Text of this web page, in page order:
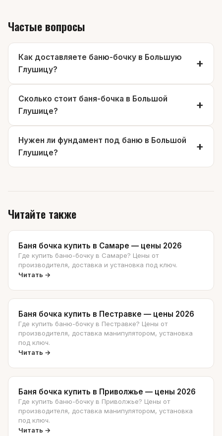
Частые вопросы
Как доставляете баню-бочку в Большую
Глушицу?
Сколько стоит баня-бочка в Большой
Глушице?
Нужен ли фундамент под баню в Большой
Глушице?
Читайте также
Баня бочка купить в Самаре — цены 2026
Где купить баню-бочку в Самаре? Цены от
производителя, доставка и установка под ключ.
Читать →
Баня бочка купить в Пестравке — цены 2026
Где купить баню-бочку в Пестравке? Цены от
производителя, доставка манипулятором, установка
под ключ.
Читать →
Баня бочка купить в Приволжье — цены 2026
Где купить баню-бочку в Приволжье? Цены от
производителя, доставка манипулятором, установка
под ключ.
Читать →